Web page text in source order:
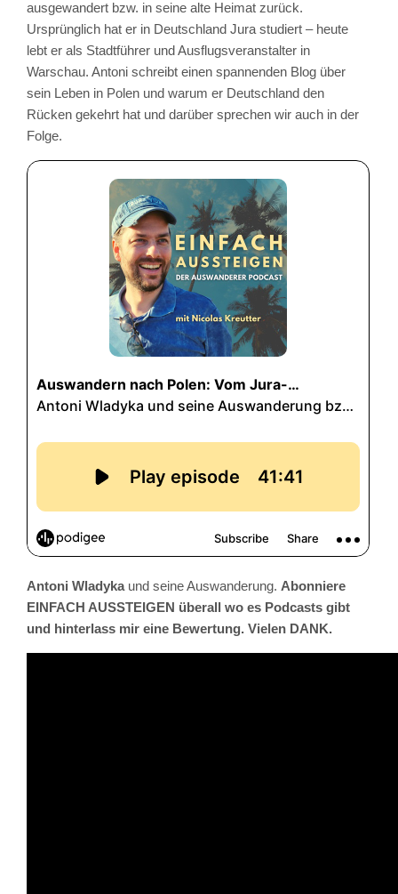
ausgewandert bzw. in seine alte Heimat zurück.
Ursprünglich hat er in Deutschland Jura studiert – heute
lebt er als Stadtführer und Ausflugsveranstalter in
Warschau. Antoni schreibt einen spannenden Blog über
sein Leben in Polen und warum er Deutschland den
Rücken gekehrt hat und darüber sprechen wir auch in der
Folge.
Antoni Wladykaund seine Auswanderung. Abonniere
EINFACH AUSSTEIGEN überall wo es Podcasts gibt
und hinterlass mir eine Bewertung. Vielen DANK.